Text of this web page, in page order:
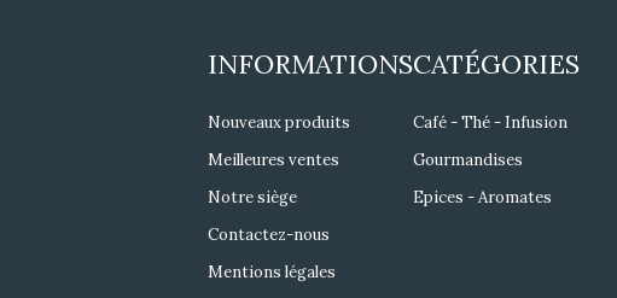
INFORMATIONS
Nouveaux produits
Meilleures ventes
Notre siège
Contactez-nous
Mentions légales
CATÉGORIES
Café - Thé - Infusion
Gourmandises
Epices - Aromates